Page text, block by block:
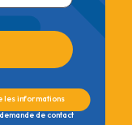
les informations
de contact